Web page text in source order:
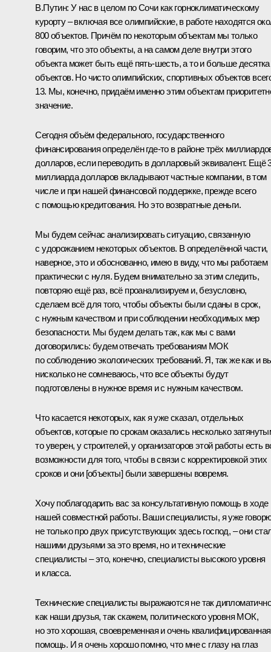
В.Путин: У нас в целом по Сочи как горноклиматическому
курорту – включая все олимпийские, в работе находятся
800 объектов. Причём по некоторым объектам мы только
говорим, что это объекты, а на самом деле внутри этого
объекта может быть ещё пять-шесть, а то и больше десятка
объектов. Но чисто олимпийских, спортивных объектов
13. Мы, конечно, придаём именно этим объектам
значение.
Сегодня объём федерального, государственного
финансирования определён где‑то в районе трёх
долларов, если переводить в долларовый эквивалент. Ещё
миллиарда долларов вкладывают частные компании, в том
числе и при нашей финансовой поддержке, прежде всего
с помощью кредитования. Но это возвратные деньги.
Мы будем сейчас анализировать ситуацию, связанную
с удорожанием некоторых объектов. В определённой части,
наверное, это и обоснованно, имею в виду, что мы работаем
практически с нуля. Будем внимательно за этим следить,
повторяю ещё раз, всё проанализируем и, безусловно,
сделаем всё для того, чтобы объекты были сданы в срок,
с нужным качеством и при соблюдении необходимых мер
безопасности. Мы будем делать так, как мы с вами
договорились: будем отвечать требованиям МОК
по соблюдению экологических требований. Я, так же как и
нисколько не сомневаюсь, что все объекты будут
подготовлены в нужное время и с нужным качеством.
Что касается некоторых, как я уже сказал, отдельных
объектов, которые по срокам оказались несколько
то уверен, у строителей, у организаторов этой работы есть
возможности для того, чтобы в связи с корректировкой этих
сроков и они [объекты] были завершены вовремя.
Хочу поблагодарить вас за консультативную помощь в ходе
нашей совместной работы. Ваши специалисты, я уже
не только про двух присутствующих здесь господ, – они
нашими друзьями за это время, но и технические
специалисты – это, конечно, специалисты высокого уровня
и класса.
Технические специалисты выражаются не так
как наши друзья, так скажем, политического уровня МОК,
но это хорошая, своевременная и очень квалифицированная
помощь. И я очень хорошо помню, что мне с глазу на глаз